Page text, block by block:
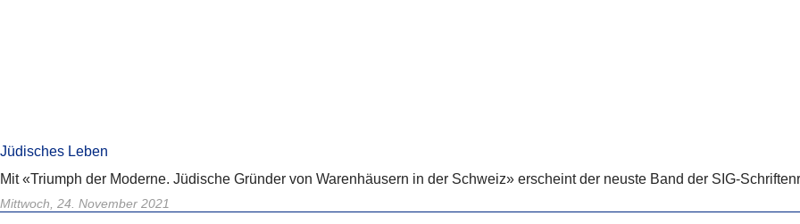
Jüdisches Leben
Mit «Triumph der Moderne. Jüdische Gründer von Warenhäusern in der Schweiz» erscheint der neuste Band der SIG-
Mittwoch, 24. November 2021